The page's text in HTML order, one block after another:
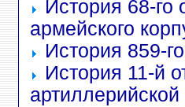
История 68-го
армейского
История 859-
История 11-й